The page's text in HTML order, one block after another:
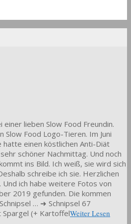
lieben Slow Food Freundin.
Slow Food Logo-Tieren. Im Juni
einen köstlichen Anti-Diät
schöner Nachmittag. Und noch
ins Bild. Ich weiß, sie wird sich
schreibe ich sie. Herzlichen
ich habe weitere Fotos von
2019 gefunden. Die kommen
… ➜ Schnipsel 67
Spargel (+ KartoffelWeiter Lesen